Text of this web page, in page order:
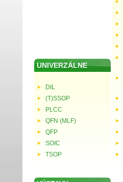
UNIVERZÁLNE
DIL
(T)SSOP
PLCC
QFN (MLF)
QFP
SOIC
TSOP